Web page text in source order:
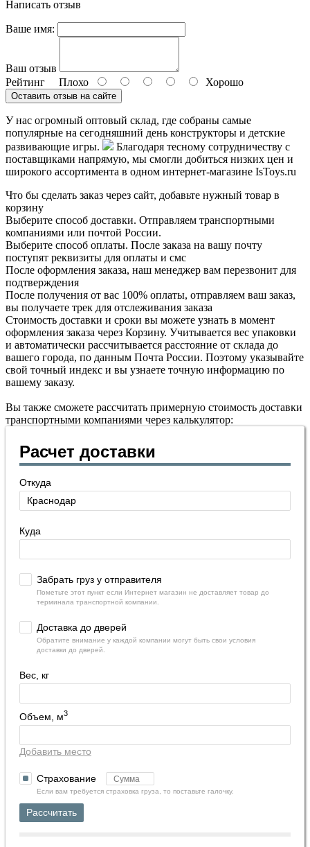
Написать отзыв
Ваше имя:
Ваш отзыв
Рейтинг Плохо Хорошо
Оставить отзыв на сайте
У нас огромный оптовый склад, где собраны самые
популярные на сегодняшний день конструкторы и детские
развивающие игры.
Благодаря тесному сотрудничеству с
поставщиками напрямую, мы смогли добиться низких цен и
широкого ассортимента в одном интернет-магазине IsToys.ru
Что бы сделать заказ через сайт, добавьте нужный товар в
корзину
Выберите способ доставки. Отправляем транспортными
компаниями или почтой России.
Выберите способ оплаты. После заказа на вашу почту
поступят реквизиты для оплаты и смс
После оформления заказа, наш менеджер вам перезвонит для
подтверждения
После получения от вас 100% оплаты, отправляем ваш заказ,
вы получаете трек для отслеживания заказа
Стоимость доставки и сроки вы можете узнать в момент
оформления заказа через Корзину. Учитывается вес упаковки
и автоматически рассчитывается расстояние от склада до
вашего города, по данным Почта России. Поэтому указывайте
свой точный индекс и вы узнаете точную информацию по
вашему заказу.
Вы также сможете рассчитать примерную стоимость доставки
транспортными компаниями через калькулятор:
Расчет доставки
Откуда
Куда
Забрать груз у отправителя
Пометьте этот пункт если Интернет магазин не доставляет товар до
терминала транспортной компании.
Доставка до дверей
Обратите внимание у каждой компании могут быть свои условия
доставки до дверей.
Вес, кг
Объем, м3
Добавить место
Страхование
Если вам требуется страховка груза, то поставьте галочку.
Рассчитать